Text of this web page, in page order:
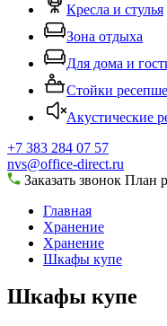
Кресла и стулья
Зона отдыха
Для дома и
Стойки
Акустические
+7 383 284 07 57
nvs@office-direct.ru
Заказать звонок План
Главная
Хранение
Хранение
Шкафы купе
Шкафы купе